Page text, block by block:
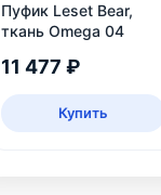
Пуфик Leset Bear,
ткань Omega 04
11 477 ₽
Купить